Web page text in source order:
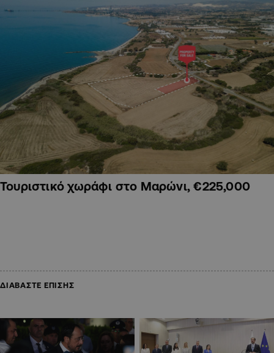
Τουριστικό χωράφι στο Μαρώνι, €225,000
ΔΙΑΒΑΣΤΕ ΕΠΙΣΗΣ